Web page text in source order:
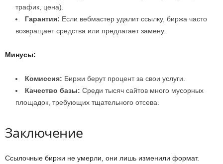
трафик, цена).
Гарантия: Если вебмастер удалит ссылку, биржа часто
возвращает средства или предлагает замену.
Минусы:
Комиссия: Биржи берут процент за свои услуги.
Качество базы: Среди тысяч сайтов много мусорных
площадок, требующих тщательного отсева.
Заключение
Ссылочные биржи не умерли, они лишь изменили формат.